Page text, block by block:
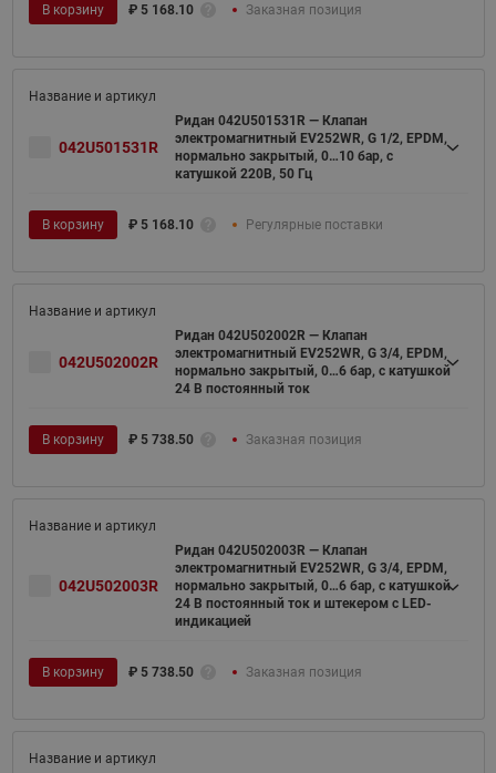
В корзину ₽ 5 168.10 Заказная позиция
042U501531R
Ридан 042U501531R — Клапан
электромагнитный EV252WR, G 1/2, EPDM,
нормально закрытый, 0…10 бар, с
катушкой 220В, 50 Гц
В корзину ₽ 5 168.10 Регулярные поставки
042U502002R
Ридан 042U502002R — Клапан
электромагнитный EV252WR, G 3/4, EPDM,
нормально закрытый, 0…6 бар, с катушкой
24 В постоянный ток
В корзину ₽ 5 738.50 Заказная позиция
042U502003R
Ридан 042U502003R — Клапан
электромагнитный EV252WR, G 3/4, EPDM,
нормально закрытый, 0…6 бар, с катушкой
24 В постоянный ток и штекером с LED-
индикацией
В корзину ₽ 5 738.50 Заказная позиция